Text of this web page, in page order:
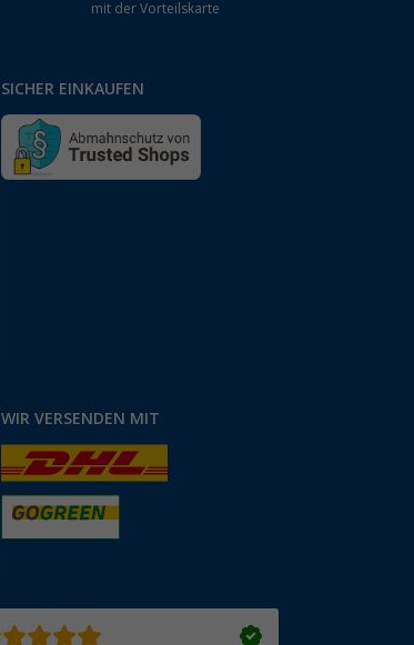
mit der Vorteilskarte
SICHER EINKAUFEN
WIR VERSENDEN MIT